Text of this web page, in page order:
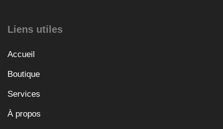
Liens utiles
Accueil
Boutique
Services
À propos